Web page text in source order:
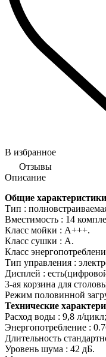
В избранное
Отзывы
Описание
Общие характеристики
Тип :
Вместимость : 14
Класс мойки : А+++.
Класс сушки : А.
Класс
Тип управления :
Дисплей :
3-ая корзина для
Режим половинной
Технические
Расход воды : 9,8 л/
Энергопотребление :
Длительность
Уровень шума : 42 дБ.